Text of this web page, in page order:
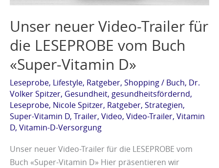
Unser neuer Video-Trailer für
die LESEPROBE vom Buch
«Super-Vitamin D»
Leseprobe, Lifestyle, Ratgeber, Shopping/ Buch, Dr.
Volker Spitzer, Gesundheit, gesundheitsfördernd,
Leseprobe, Nicole Spitzer, Ratgeber, Strategien,
Super-Vitamin D, Trailer, Video, Video-Trailer, Vitamin
D, Vitamin-D-Versorgung
Unser neuer Video-Trailer für die LESEPROBE vom
Buch «Super-Vitamin D» Hier präsentieren wir
«Super-
Vitamin
D»